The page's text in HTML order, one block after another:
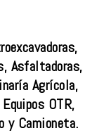
Asfaltadoras,
Agrícola,
OTR,
y Camioneta.